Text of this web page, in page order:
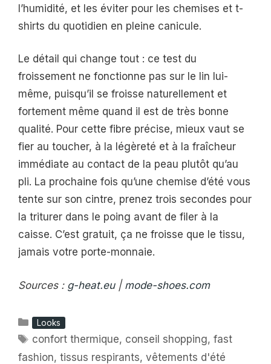
l’humidité, et les éviter pour les chemises et t-
shirts du quotidien en pleine canicule.
Le détail qui change tout : ce test du
froissement ne fonctionne pas sur le lin lui-
même, puisqu’il se froisse naturellement et
fortement même quand il est de très bonne
qualité. Pour cette fibre précise, mieux vaut se
fier au toucher, à la légèreté et à la fraîcheur
immédiate au contact de la peau plutôt qu’au
pli. La prochaine fois qu’une chemise d’été vous
tente sur son cintre, prenez trois secondes pour
la triturer dans le poing avant de filer à la
caisse. C’est gratuit, ça ne froisse que le tissu,
jamais votre porte-monnaie.
Sources : g-heat.eu| mode-shoes.com
Catégories
Looks
Étiquettes
confort thermique, conseil shopping,fast
fashion, tissus respirants, vêtements d'été